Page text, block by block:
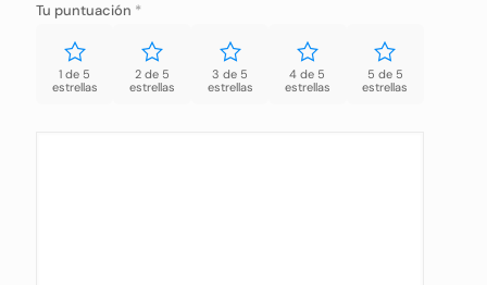
Tu puntuación *
1 de 5
estrellas
2 de 5
estrellas
3 de 5
estrellas
4 de 5
estrellas
5 de 5
estrellas